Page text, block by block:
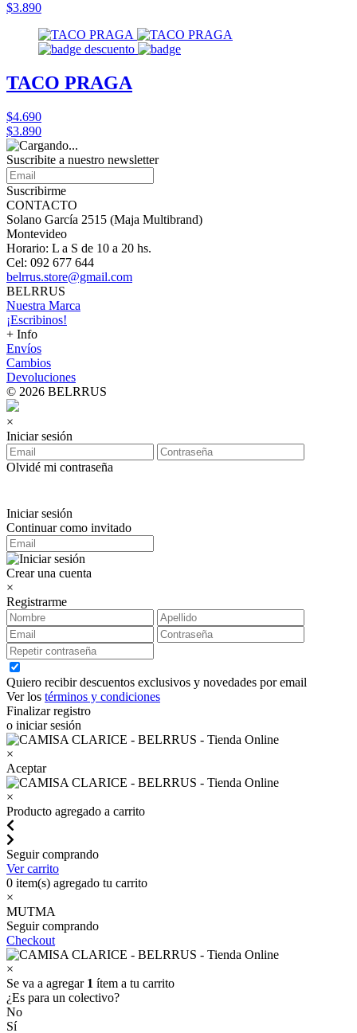
$3.890
TACO PRAGA
$4.690
$3.890
Suscribite a nuestro newsletter
Suscribirme
CONTACTO
Solano García 2515 (Maja Multibrand)
Montevideo
Horario: L a S de 10 a 20 hs.
Cel: 092 677 644
belrrus.store@gmail.com
BELRRUS
Nuestra Marca
¡Escribinos!
+ Info
Envíos
Cambios
Devoluciones
© 2026 BELRRUS
×
Iniciar sesión
Olvidé mi contraseña
Iniciar sesión
Continuar como invitado
Crear una cuenta
×
Registrarme
Quiero recibir descuentos exclusivos y novedades por email
Ver los términos y condiciones
Finalizar registro
o iniciar sesión
×
Aceptar
×
Producto agregado a carrito
Seguir comprando
Ver carrito
0 item(s) agregado tu carrito
×
MUTMA
Seguir comprando
Checkout
×
Se va a agregar 1 ítem a tu carrito
¿Es para un colectivo?
No
Sí